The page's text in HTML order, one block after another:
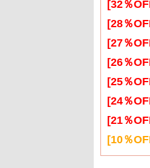
[32％
[28％
[27％
[26％
[25％
[24％
[21％
[10％